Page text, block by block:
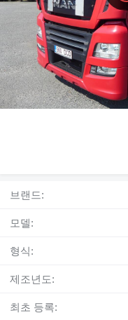
브랜드:
모델:
형식:
제조년도:
최초 등록: